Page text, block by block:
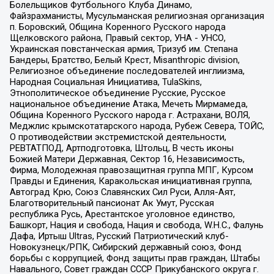
Болельщиков Футбольного Клуба Динамо,
Файзрахманисты, Мусульманская религиозная организация
п. Боровский, Община Коренного Русского народа
Щелковского района, Правый сектор, УНА - УНСО,
Украинская повстанческая армия, Тризуб им. Степана
Бандеры, Братство, Белый Крест, Misanthropic division,
Религиозное объединение последователей инглиизма,
Народная Социальная Инициатива, TulaSkins,
Этнополитическое объединение Русские, Русское
национальное объединение Атака, Мечеть Мирмамеда,
Община Коренного Русского народа г. Астрахани, ВОЛЯ,
Меджлис крымскотатарского народа, Рубеж Севера, ТОЙС,
О противодействии экстремистской деятельности,
РЕВТАТПОД, Артподготовка, Штольц, В честь иконы
Божией Матери Державная, Сектор 16, Независимость,
Фирма, Молодежная правозащитная группа МПГ, Курсом
Правды и Единения, Каракольская инициативная группа,
Автоград Крю, Союз Славянских Сил Руси, Алля-Аят,
Благотворительный пансионат Ак Умут, Русская
республика Русь, Арестантское уголовное единство,
Башкорт, Нация и свобода, Нация и свобода, W.H.С., Фалунь
Дафа, Иртыш Ultras, Русский Патриотический клуб-
Новокузнецк/РПК, Сибирский державный союз, Фонд
борьбы с коррупцией, Фонд защиты прав граждан, Штабы
Навального, Совет граждан СССР Прикубанского округа г.